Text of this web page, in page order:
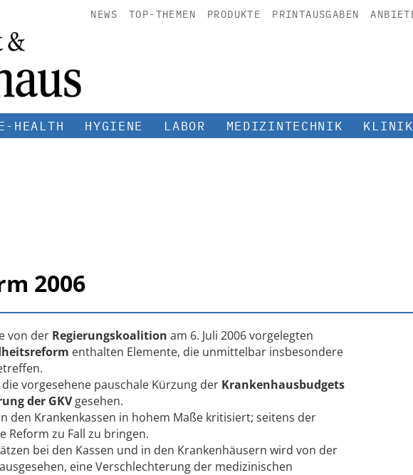
NEWS TOP-THEMEN PRODUKTE PRINTAUSGABEN
HEALTH HYGIENE LABOR MEDIZINTECHNIK
2006
von der Regierungskoalition am 6. Juli 2006 vorgelegten
enthalten Elemente, die unmittelbar insbesondere
vorgesehene pauschale Kürzung der Krankenhausbudgets
der GKVgesehen.
den Krankenkassen in hohem Maße kritisiert; seitens der
Reform zu Fall zu bringen.
bei den Kassen und in den Krankenhäusern wird von der
eine Verschlechterung der medizinischen